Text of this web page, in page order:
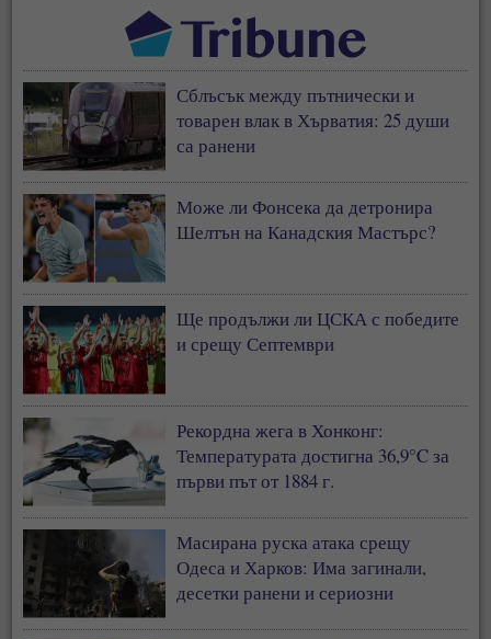
Сблъсък между пътнически и
товарен влак в Хърватия: 25 души
са ранени
Може ли Фонсека да детронира
Шелтън на Канадския Мастърс?
Ще продължи ли ЦСКА с победите
и срещу Септември
Рекордна жега в Хонконг:
Температурата достигна 36,9°C за
първи път от 1884 г.
Масирана руска атака срещу
Одеса и Харков: Има загинали,
десетки ранени и сериозни